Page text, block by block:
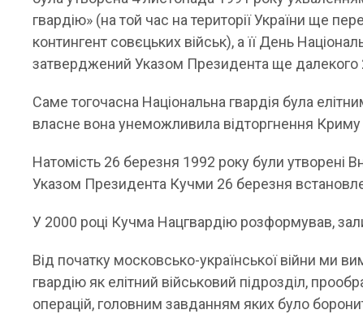
гвардію» (на той час на території України ще
контингент совєцьких військ), а її День
затверджений Указом Президента ще далекого
Саме тогочасна Національна гвардія була
власне вона унеможливила відторгнення Криму
Натомість 26 березня 1992 року були утворені
Указом Президента Кучми 26 березня
У 2000 році Кучма Нацгвардію розформував,
Від початку московсько-української війни ми
гвардію як елітний військовий підрозділ,
операцій, головним завданням яких було